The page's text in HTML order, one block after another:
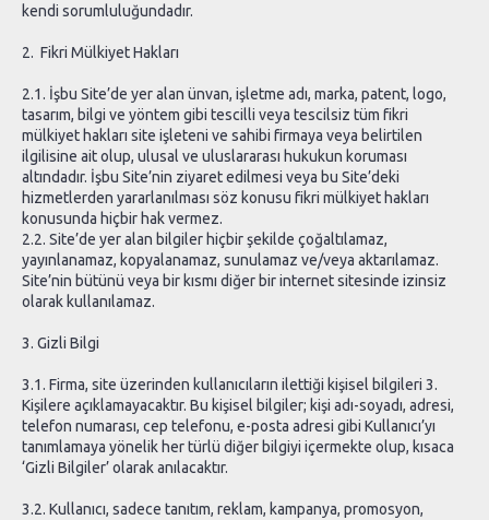
kendi sorumluluğundadır.
2. Fikri Mülkiyet Hakları
2.1. İşbu Site’de yer alan ünvan, işletme adı, marka, patent, logo,
tasarım, bilgi ve yöntem gibi tescilli veya tescilsiz tüm fikri
mülkiyet hakları site işleteni ve sahibi firmaya veya belirtilen
ilgilisine ait olup, ulusal ve uluslararası hukukun koruması
altındadır. İşbu Site’nin ziyaret edilmesi veya bu Site’deki
hizmetlerden yararlanılması söz konusu fikri mülkiyet hakları
konusunda hiçbir hak vermez.
2.2. Site’de yer alan bilgiler hiçbir şekilde çoğaltılamaz,
yayınlanamaz, kopyalanamaz, sunulamaz ve/veya aktarılamaz.
Site’nin bütünü veya bir kısmı diğer bir internet sitesinde izinsiz
olarak kullanılamaz.
3. Gizli Bilgi
3.1. Firma, site üzerinden kullanıcıların ilettiği kişisel bilgileri 3.
Kişilere açıklamayacaktır. Bu kişisel bilgiler; kişi adı-soyadı, adresi,
telefon numarası, cep telefonu, e-posta adresi gibi Kullanıcı’yı
tanımlamaya yönelik her türlü diğer bilgiyi içermekte olup, kısaca
‘Gizli Bilgiler’ olarak anılacaktır.
3.2. Kullanıcı, sadece tanıtım, reklam, kampanya, promosyon,